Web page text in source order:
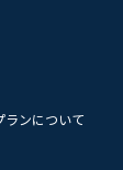
ランについて